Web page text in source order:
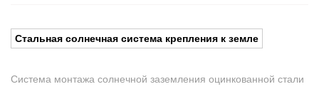
Стальная солнечная система крепления к земле
Система монтажа солнечной заземления оцинкованной стали